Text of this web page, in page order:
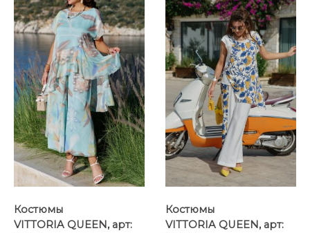
Костюмы
VITTORIA QUEEN, арт:
Костюмы
VITTORIA QUEEN, арт: